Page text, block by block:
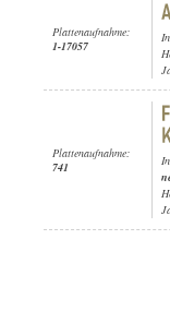
Plattenaufnahme:
1-17057
Plattenaufnahme:
741